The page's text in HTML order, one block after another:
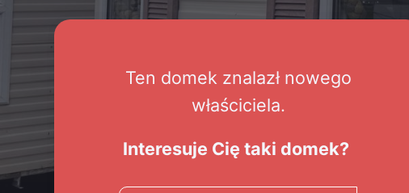
Ten domek znalazł nowego
właściciela.
Interesuje Cię taki domek?